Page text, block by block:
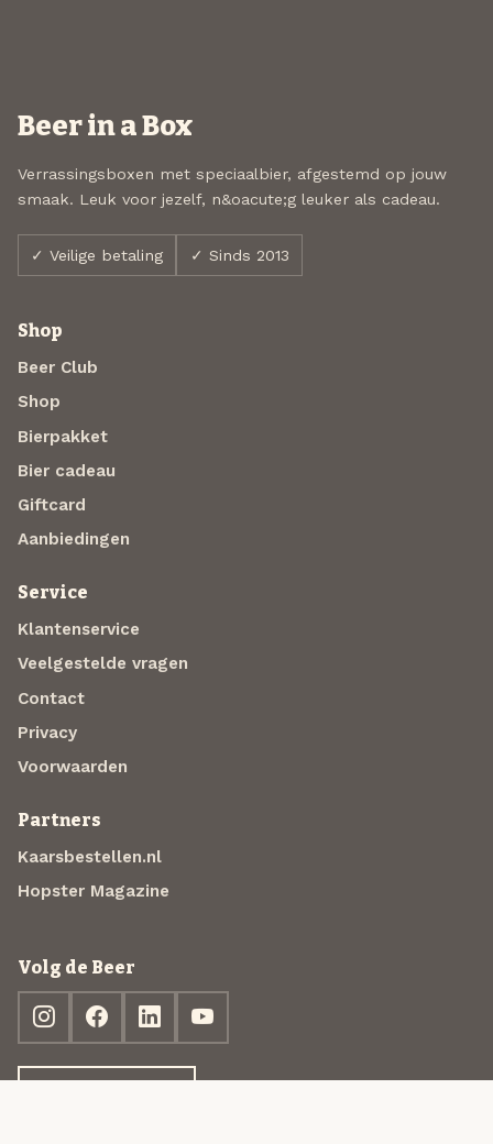
Beer in a Box
Verrassingsboxen met speciaalbier, afgestemd op jouw
smaak. Leuk voor jezelf, n&oacute;g leuker als cadeau.
✓ Veilige betaling ✓ Sinds 2013
Shop
Beer Club
Shop
Bierpakket
Bier cadeau
Giftcard
Aanbiedingen
Service
Klantenservice
Veelgestelde vragen
Contact
Privacy
Voorwaarden
Partners
Kaarsbestellen.nl
Hopster Magazine
Volg de Beer